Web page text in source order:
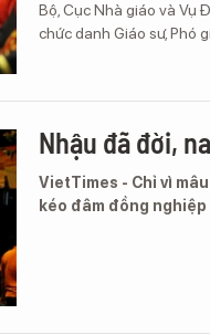
Bộ, Cục Nhà giáo và Vụ
chức danh Giáo sư, Phó
Nhậu đã đời,
VietTimes - Chỉ vì
kéo đâm đồng